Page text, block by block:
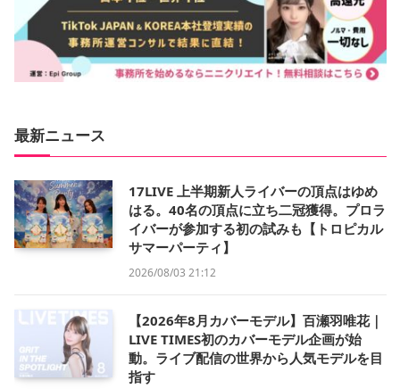
最新ニュース
17LIVE 上半期新人ライバーの頂点はゆめ
はる。40名の頂点に立ち二冠獲得。プロラ
イバーが参加する初の試みも【トロピカル
サマーパーティ】
2026/08/03 21:12
【2026年8月カバーモデル】百瀬羽唯花｜
LIVE TIMES初のカバーモデル企画が始
動。ライブ配信の世界から人気モデルを目
指す